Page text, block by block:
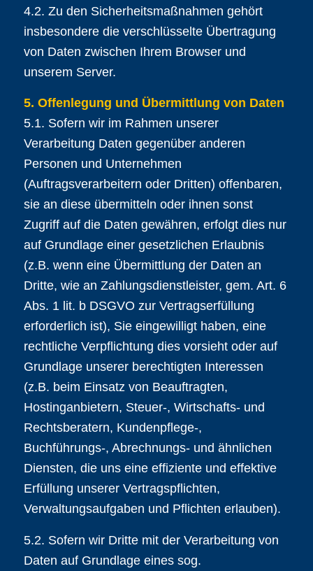
4.2. Zu den Sicherheitsmaßnahmen gehört
insbesondere die verschlüsselte Übertragung
von Daten zwischen Ihrem Browser und
unserem Server.
5. Offenlegung und Übermittlung von Daten
5.1. Sofern wir im Rahmen unserer
Verarbeitung Daten gegenüber anderen
Personen und Unternehmen
(Auftragsverarbeitern oder Dritten) offenbaren,
sie an diese übermitteln oder ihnen sonst
Zugriff auf die Daten gewähren, erfolgt dies nur
auf Grundlage einer gesetzlichen Erlaubnis
(z.B. wenn eine Übermittlung der Daten an
Dritte, wie an Zahlungsdienstleister, gem. Art. 6
Abs. 1 lit. b DSGVO zur Vertragserfüllung
erforderlich ist), Sie eingewilligt haben, eine
rechtliche Verpflichtung dies vorsieht oder auf
Grundlage unserer berechtigten Interessen
(z.B. beim Einsatz von Beauftragten,
Hostinganbietern, Steuer-, Wirtschafts- und
Rechtsberatern, Kundenpflege-,
Buchführungs-, Abrechnungs- und ähnlichen
Diensten, die uns eine effiziente und effektive
Erfüllung unserer Vertragspflichten,
Verwaltungsaufgaben und Pflichten erlauben).
5.2. Sofern wir Dritte mit der Verarbeitung von
Daten auf Grundlage eines sog.